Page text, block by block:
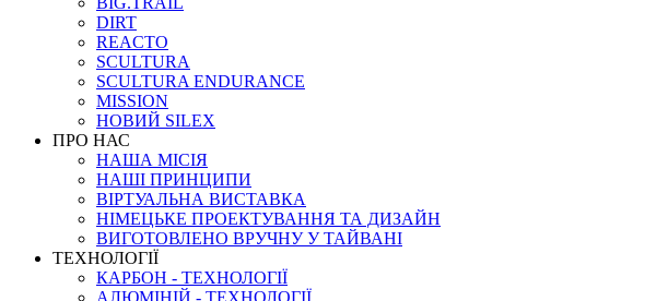
DIRT
REACTO
SCULTURA
SCULTURA ENDURANCE
MISSION
НОВИЙ SILEX
ПРО НАС
НАША МICIЯ
НАШI ПРИНЦИПИ
ВIРТУАЛЬНА ВИСТАВКА
НІМЕЦЬКЕ ПРОЕКТУВАННЯ ТА ДИЗАЙН
ВИГОТОВЛЕНО ВРУЧНУ У ТАЙВАНІ
ТЕХНОЛОГІЇ
КАРБОН - ТЕХНОЛОГІЇ
АЛЮМІНІЙ - ТЕХНОЛОГІЇ